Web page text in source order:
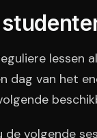
lessen
dag van het
volgende